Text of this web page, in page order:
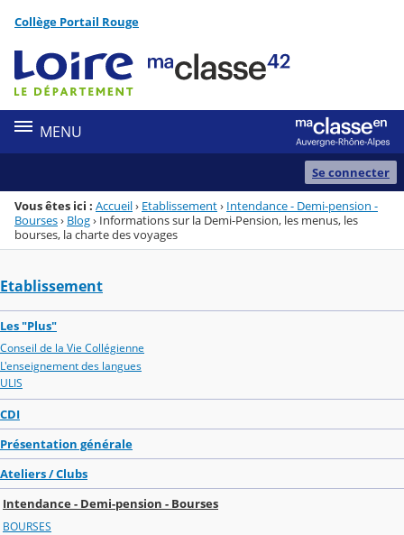
Menu de la rubrique
Contenu
Collège Portail Rouge
MENU
Se connecter
Vous êtes ici : Accueil› Etablissement› Intendance - Demi-pension -
Bourses› Blog› Informations sur la Demi-Pension, les menus, les
bourses, la charte des voyages
Etablissement
Les "Plus"
Conseil de la Vie Collégienne
L'enseignement des langues
ULIS
CDI
Présentation générale
Ateliers / Clubs
Intendance - Demi-pension - Bourses
BOURSES